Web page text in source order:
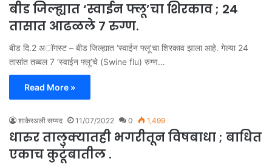
बीड जिल्ह्यात ‘स्वाईन फ्लू’चा शिरकाव ; 24
तासात आढळले 7 रुग्ण.
बीड दि.2 अॉगस्ट – बीड जिल्ह्यात ‘स्वाईन फ्लू’चा शिरकाव झाला आहे. गेल्या 24
तासांत तब्बल 7 ‘स्वाईन फ्लू’चे (Swine flu) रुग्ण…
Read More »
शाकेरअली सय्यद 11/07/2022 0 1,499
धारुर तालुक्यातही भगरीतून विषबाधा ; बाधित
एकाच कुटूंबातील .